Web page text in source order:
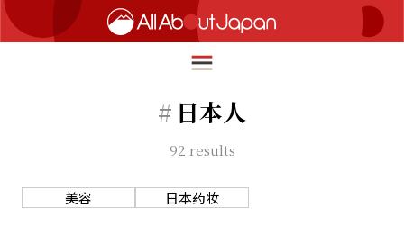
旅行
# 日本人
92 results
美容 日本药妆